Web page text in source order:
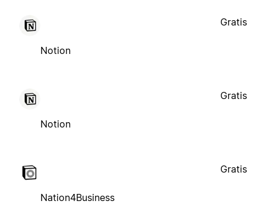
Notion
Gratis
Notion
Gratis
Nation4Business
Gratis